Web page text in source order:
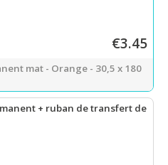
€3.45
mat - Orange - 30,5 x 180
+ ruban de transfert de
mat - Orange - 30,5 x 180 cm